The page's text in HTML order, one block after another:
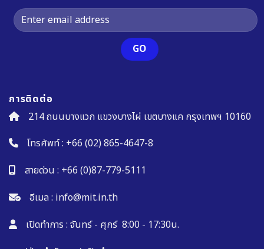
การติดต่อ
214 ถนนบางแวก แขวงบางไผ่ เขตบางแค กรุงเทพฯ 10160
โทรศัพท์ : +66 (02) 865-4647-8
สายด่วน : +66 (0)87-779-5111
อีเมล : info@mit.in.th
เปิดทำการ : จันทร์ - ศุกร์ 8:00 - 17:30น.